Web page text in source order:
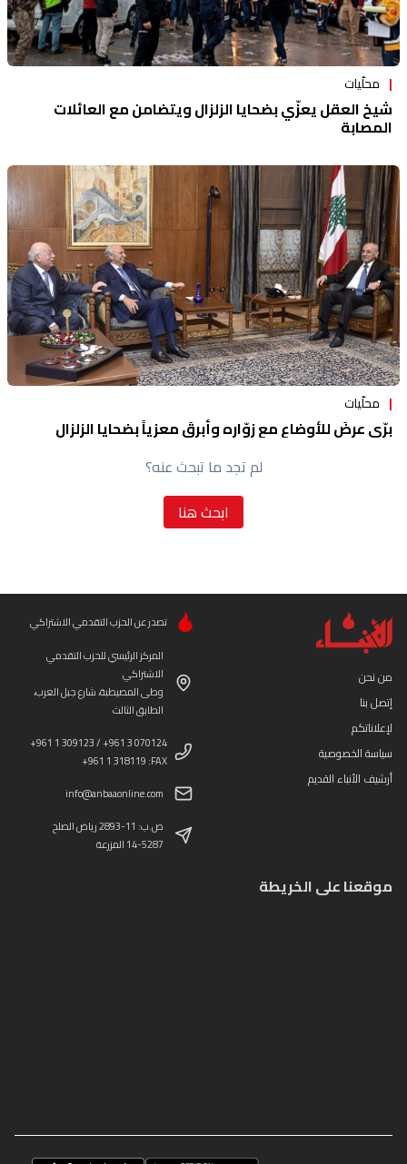
محلّيات
شيخ العقل يعزّي بضحايا الزلزال ويتضامن مع العائلات
المصابة
محلّيات
برّي عرضَ للأوضاع مع زوّاره وأبرقَ معزياً بضحايا الزلزال
لم تجد ما تبحث عنه؟
ابحث هنا
من نحن
إتصل بنا
لإعلاناتكم
سياسة الخصوصية
أرشيف الأنباء القديم
تصدر عن الحزب التقدمي الاشتراكي
المركز الرئيسي للحزب التقدمي
الاشتراكي
وطى المصيطبة، شارع جبل العرب،
الطابق الثالث
+961 1 309123 / +961 3 070124
+961 1 318119 :FAX
info@anbaaonline.com
ص.ب: 11-2893 رياض الصلح
14-5287 المزرعة
موقعنا على الخريطة